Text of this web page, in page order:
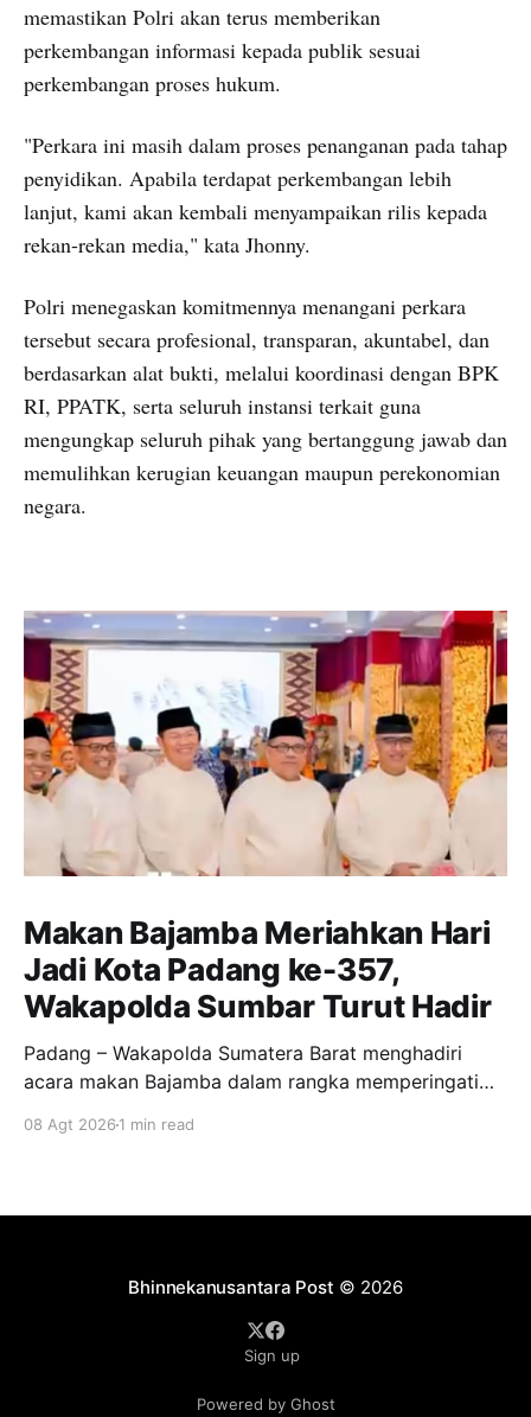
memastikan Polri akan terus memberikan
perkembangan informasi kepada publik sesuai
perkembangan proses hukum.
"Perkara ini masih dalam proses penanganan pada tahap
penyidikan. Apabila terdapat perkembangan lebih
lanjut, kami akan kembali menyampaikan rilis kepada
rekan-rekan media," kata Jhonny.
Polri menegaskan komitmennya menangani perkara
tersebut secara profesional, transparan, akuntabel, dan
berdasarkan alat bukti, melalui koordinasi dengan BPK
RI, PPATK, serta seluruh instansi terkait guna
mengungkap seluruh pihak yang bertanggung jawab dan
memulihkan kerugian keuangan maupun perekonomian
negara.
Makan Bajamba Meriahkan Hari
Jadi Kota Padang ke-357,
Wakapolda Sumbar Turut Hadir
Padang – Wakapolda Sumatera Barat menghadiri
acara makan Bajamba dalam rangka memperingati
berlangsung sebagai bagian dari rangkaian perayaan
08 Agt 2026 1 min read
Bhinnekanusantara Post © 2026
Sign up
Powered by Ghost